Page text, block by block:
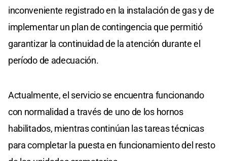
inconveniente registrado en la instalación de gas y de
implementar un plan de contingencia que permitió
garantizar la continuidad de la atención durante el
período de adecuación.
Actualmente, el servicio se encuentra funcionando
con normalidad a través de uno de los hornos
habilitados, mientras continúan las tareas técnicas
para completar la puesta en funcionamiento del resto